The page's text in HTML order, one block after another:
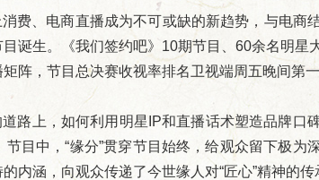
费、电商直播成为不可或缺的新趋势，与电商
诞生。《我们签约吧》10期节目、60余名明星
阵，节目总决赛收视率排名卫视端周五晚间第
路上，如何利用明星IP和直播话术塑造品牌口
目中，“缘分”贯穿节目始终，给观众留下极为
内涵，向观众传递了今世缘人对“匠心”精神的传